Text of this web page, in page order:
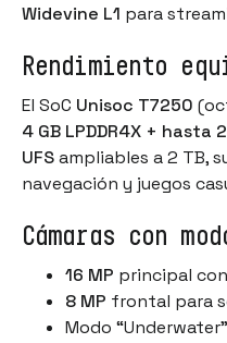
Widevine L1 para
Rendimiento
El SoC Unisoc T7250
4 GB LPDDR4X + hasta
UFSampliables a 2 TB,
navegación y juegos
Cámaras con
16 MP principal con
8 MP frontal para
Modo